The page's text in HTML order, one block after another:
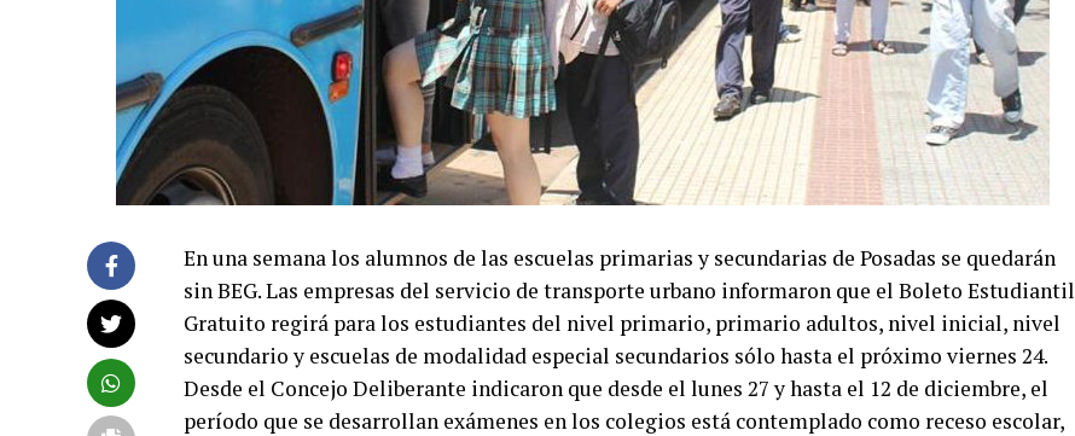
En una semana los alumnos de las escuelas primarias y secundarias de Posadas se quedarán
sin BEG. Las empresas del servicio de transporte urbano informaron que el Boleto Estudiantil
Gratuito regirá para los estudiantes del nivel primario, primario adultos, nivel inicial, nivel
secundario y escuelas de modalidad especial secundarios sólo hasta el próximo viernes 24.
Desde el Concejo Deliberante indicaron que desde el lunes 27 y hasta el 12 de diciembre, el
período que se desarrollan exámenes en los colegios está contemplado como receso escolar,